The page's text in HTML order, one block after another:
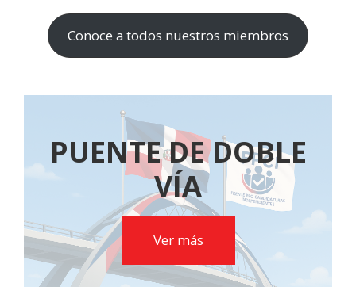
Conoce a todos nuestros miembros
PUENTE DE DOBLE
VÍA
Ver más